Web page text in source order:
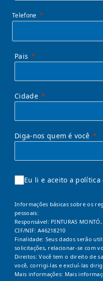
Telefone
Pais
Cidade
Diga-nos quem é você
Eu li e aceito a
Informações básicas sobre os
pessoais:
Responsável: PINTURAS MONTÓ,
CIF/NIF: A46218210
Finalidade: Seus dados serão
solicitações, relacionar-se com
Direitos: Você tem o direito de
você, corrigi-las e excluí-las
Mais informações: Mais